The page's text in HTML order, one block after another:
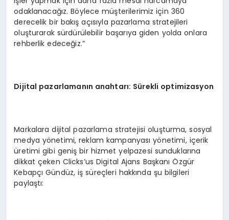
odaklanacağız. Böylece müşterilerimiz için 360
derecelik bir bakış açısıyla pazarlama stratejileri
oluşturarak sürdürülebilir başarıya giden yolda onlara
rehberlik edeceğiz.”
Dijital pazarlamanın anahtarı: Sürekli optimizasyon
Markalara dijital pazarlama stratejisi oluşturma, sosyal
medya yönetimi, reklam kampanyası yönetimi, içerik
üretimi gibi geniş bir hizmet yelpazesi sunduklarına
dikkat çeken Clicks’us Digital Ajans Başkanı Özgür
Kebapçı Gündüz, iş süreçleri hakkında şu bilgileri
paylaştı: